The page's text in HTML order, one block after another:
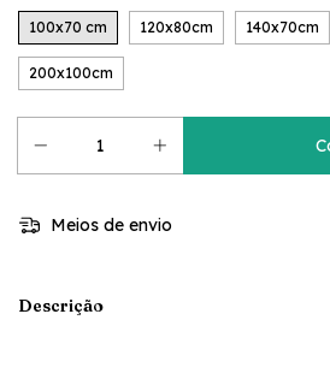
100x70 cm 120x80cm 140x70cm
200x100cm
Meios de envio
Descrição